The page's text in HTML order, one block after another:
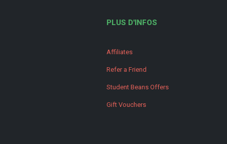
PLUS D'INFOS
Affiliates
Refer a Friend
Student Beans Offers
Gift Vouchers